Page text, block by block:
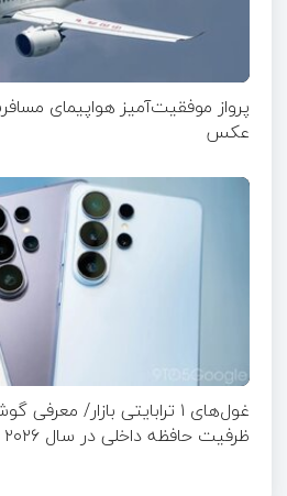
پرواز موفقیت‌آمیز هواپیمای
عکس
غول‌های ۱ ترابایتی بازار/
ظرفیت حافظه داخلی در سال ۲۰۲۶